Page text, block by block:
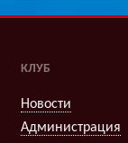
КЛУБ
Новости
Администрация